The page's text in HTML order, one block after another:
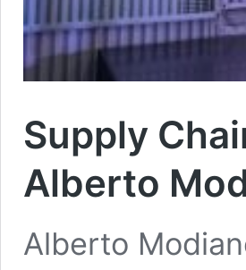
Supply
Alberto
Alberto